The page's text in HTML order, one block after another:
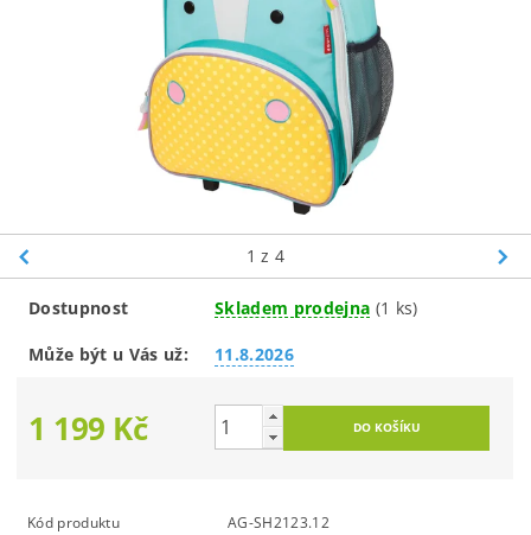
1 z 4
Dostupnost Skladem prodejna (1 ks)
Může být u Vás už: 11.8.2026
1 199 Kč
Kód produktu AG-SH2123.12